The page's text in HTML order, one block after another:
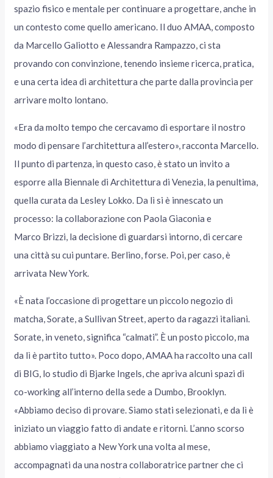
spazio fisico e mentale per continuare a progettare, anche in
un contesto come quello americano. Il duo AMAA, composto
da Marcello Galiotto e Alessandra Rampazzo, ci sta
provando con convinzione, tenendo insieme ricerca, pratica,
e una certa idea di architettura che parte dalla provincia per
arrivare molto lontano.
«Era da molto tempo che cercavamo di esportare il nostro
modo di pensare l’architettura all’estero», racconta Marcello.
Il punto di partenza, in questo caso, è stato un invito a
esporre alla Biennale di Architettura di Venezia, la penultima,
quella curata da Lesley Lokko. Da lì si è innescato un
processo: la collaborazione con Paola Giaconia e
Marco Brizzi, la decisione di guardarsi intorno, di cercare
una città su cui puntare. Berlino, forse. Poi, per caso, è
arrivata New York.
«È nata l’occasione di progettare un piccolo negozio di
matcha, Sorate, a Sullivan Street, aperto da ragazzi italiani.
Sorate, in veneto, significa “calmati”. È un posto piccolo, ma
da lì è partito tutto». Poco dopo, AMAA ha raccolto una call
di BIG, lo studio di Bjarke Ingels, che apriva alcuni spazi di
co-working all’interno della sede a Dumbo, Brooklyn.
«Abbiamo deciso di provare. Siamo stati selezionati, e da lì è
iniziato un viaggio fatto di andate e ritorni. L’anno scorso
abbiamo viaggiato a New York una volta al mese,
accompagnati da una nostra collaboratrice partner che ci